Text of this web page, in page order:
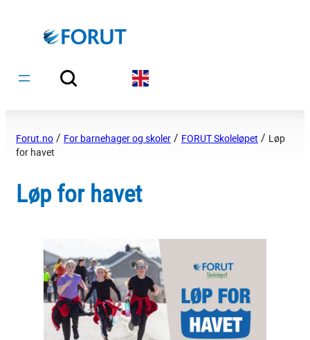
Forut.no / For barnehager og skoler / FORUT Skoleløpet / Løp
for havet
Løp for havet